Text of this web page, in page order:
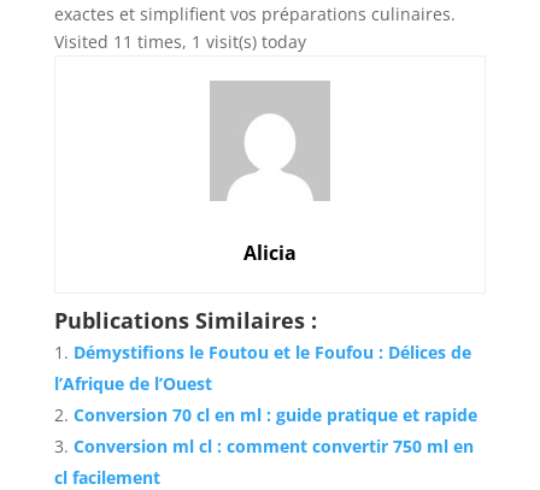
exactes et simplifient vos préparations culinaires.
Visited 11 times, 1 visit(s) today
Alicia
Publications Similaires :
Démystifions le Foutou et le Foufou : Délices de
l’Afrique de l’Ouest
Conversion 70 cl en ml : guide pratique et rapide
Conversion ml cl : comment convertir 750 ml en
cl facilement